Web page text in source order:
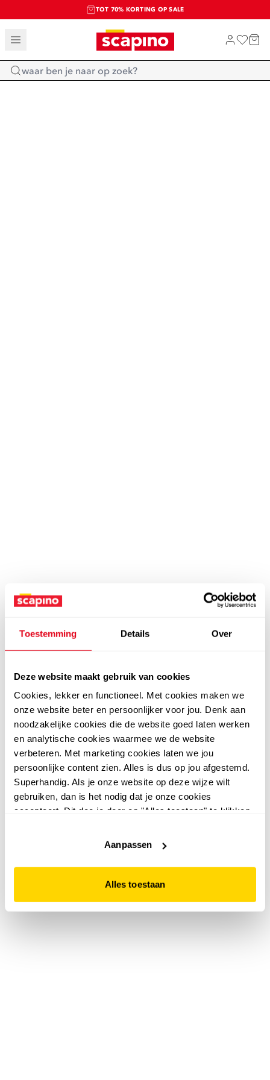
Toestemming Details Over
Deze website maakt gebruik van cookies
Cookies, lekker en functioneel. Met cookies maken we
onze website beter en persoonlijker voor jou. Denk aan
noodzakelijke cookies die de website goed laten werken
en analytische cookies waarmee we de website
verbeteren. Met marketing cookies laten we jou
persoonlijke content zien. Alles is dus op jou afgestemd.
Superhandig. Als je onze website op deze wijze wilt
gebruiken, dan is het nodig dat je onze cookies
accepteert. Dit doe je door op "Alles toestaan" te klikken.
website niet optimaal functioneert.
Aanpassen
Alles toestaan
TOT 70% KORTING OP SALE
SALE: LAATSTE KANS!
SHOP NIEUW
Home